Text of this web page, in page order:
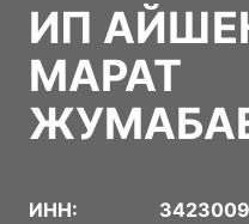
ИП
МАРАТ
ИНН: